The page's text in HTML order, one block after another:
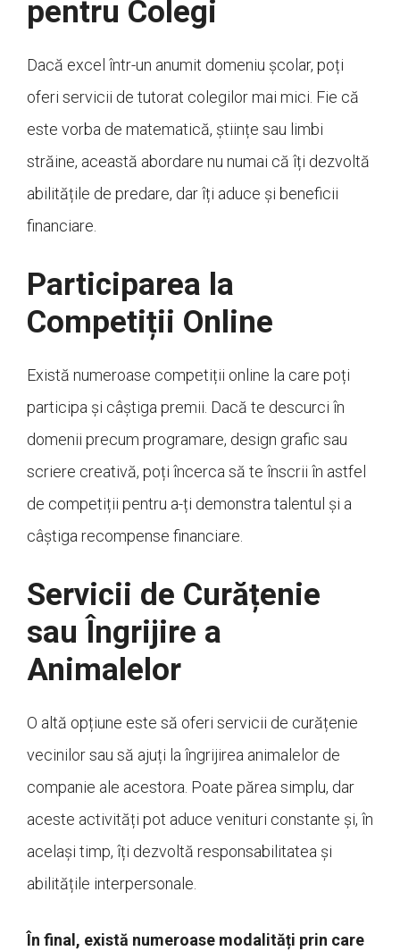
pentru Colegi
Dacă excel într-un anumit domeniu școlar, poți
oferi servicii de tutorat colegilor mai mici. Fie că
este vorba de matematică, științe sau limbi
străine, această abordare nu numai că îți dezvoltă
abilitățile de predare, dar îți aduce și beneficii
financiare.
Participarea la
Competiții Online
Există numeroase competiții online la care poți
participa și câștiga premii. Dacă te descurci în
domenii precum programare, design grafic sau
scriere creativă, poți încerca să te înscrii în astfel
de competiții pentru a-ți demonstra talentul și a
câștiga recompense financiare.
Servicii de Curățenie
sau Îngrijire a
Animalelor
O altă opțiune este să oferi servicii de curățenie
vecinilor sau să ajuți la îngrijirea animalelor de
companie ale acestora. Poate părea simplu, dar
aceste activități pot aduce venituri constante și, în
același timp, îți dezvoltă responsabilitatea și
abilitățile interpersonale.
În final, există numeroase modalități prin care